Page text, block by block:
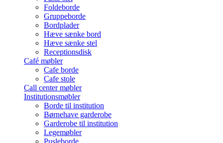
Foldeborde
Gruppeborde
Bordplader
Hæve sænke bord
Hæve sænke stel
Receptionsdisk
Café møbler
Cafe borde
Cafe stole
Call center møbler
Institutionsmøbler
Borde til institution
Børnehave garderobe
Garderobe til institution
Legemøbler
Pusleborde